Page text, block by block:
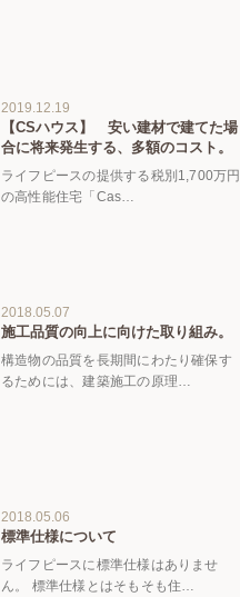
2019.12.19
【CSハウス】 安い建材で建てた場
合に将来発生する、多額のコスト。
ライフピースの提供する税別1,700万円
の高性能住宅「Cas…
2018.05.07
施工品質の向上に向けた取り組み。
構造物の品質を長期間にわたり確保す
るためには、建築施工の原理…
2018.05.06
標準仕様について
ライフピースに標準仕様はありませ
ん。 標準仕様とはそもそも住…